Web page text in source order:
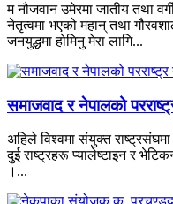
म नौजवान उमेरमा जातीय तथा
नेतृत्वमा भएको महान् तथा
जनयुद्धमा होमिनु मेरा लागि...
समाजवाद र नेपालको
अहिले विश्वमा संयुक्त
दुई राष्ट्रहरू प्यालेष्टाइन र
।...